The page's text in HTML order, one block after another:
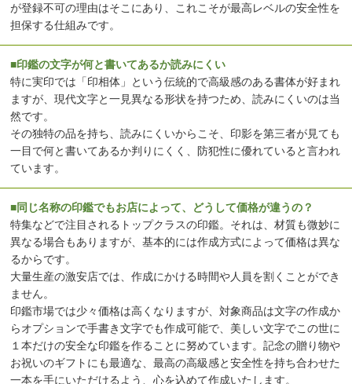
が登録不可の理由はそこにあり、これこそが最高レベルの安全性を
担保する仕組みです。
■印鑑の文字が何と書いてあるか読みにくい
特に実印では「印相体」という伝統的で高級感のある書体が好まれ
ますが、現代文字と一見異なる形状を持つため、読みにくいのは当
然です。
その独特の品を持ち、読みにくいからこそ、印影を第三者が見ても
一目で何と書いてあるか判りにくく、防犯性に優れていると言われ
ています。
■同じ名称の印鑑でもお店によって、どうして価格が違うの？
特集などで注目されるトップクラスの印鑑。それは、材質も微妙に
異なる場合もありますが、基本的には作成方式によって価格は異な
るからです。
大量生産の激安店では、作成にかける時間や人員を割くことができ
ません。
印鑑市場では少々価格は高くなりますが、対象商品は文字の作成か
らオプションで手書き文字でも作成可能で、美しい文字でこの世に
１本だけの安全な印鑑を作ることに努めています。記念の贈り物や
お祝いのギフトにも最適な、最高の高級感と安全性を持ち合わせた
一本を手にいただけるよう、心を込めて作成いたします。